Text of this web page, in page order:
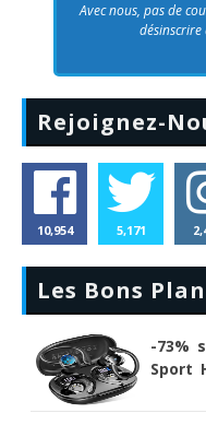
Avec nous, pas de
désinscrire
Rejoignez-
10,954 5,171
Les Bons
-73%
Sport